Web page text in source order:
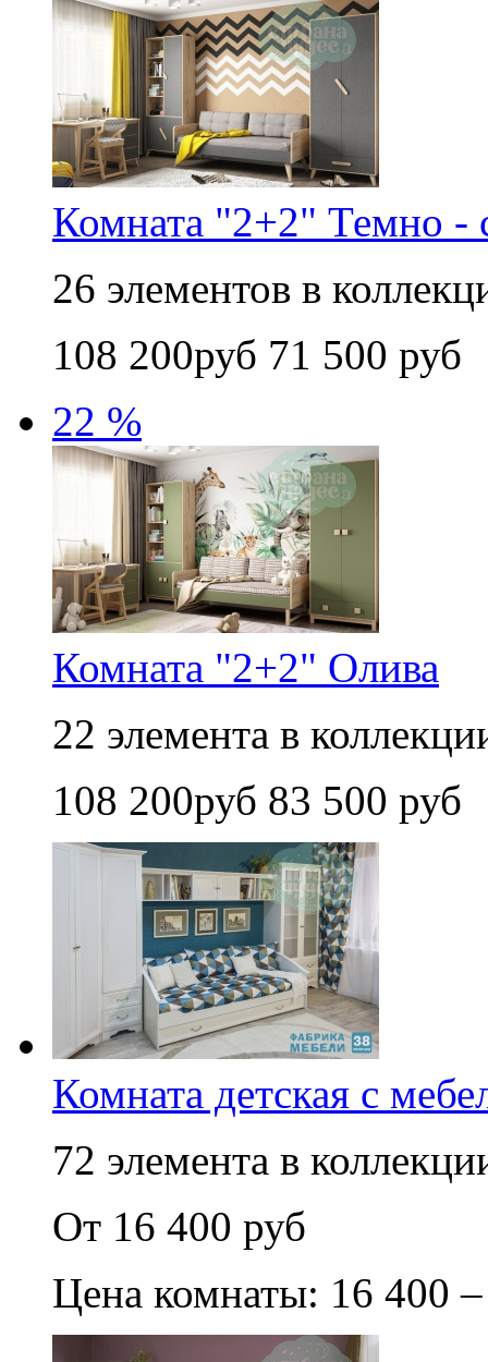
Комната "2+2" Темно -
26 элементов в
108 200руб 71 500 руб
22 %
Комната "2+2" Олива
22 элемента в
108 200руб 83 500 руб
Комната детская с
72 элемента в
От 16 400 руб
Цена комнаты: 16 400